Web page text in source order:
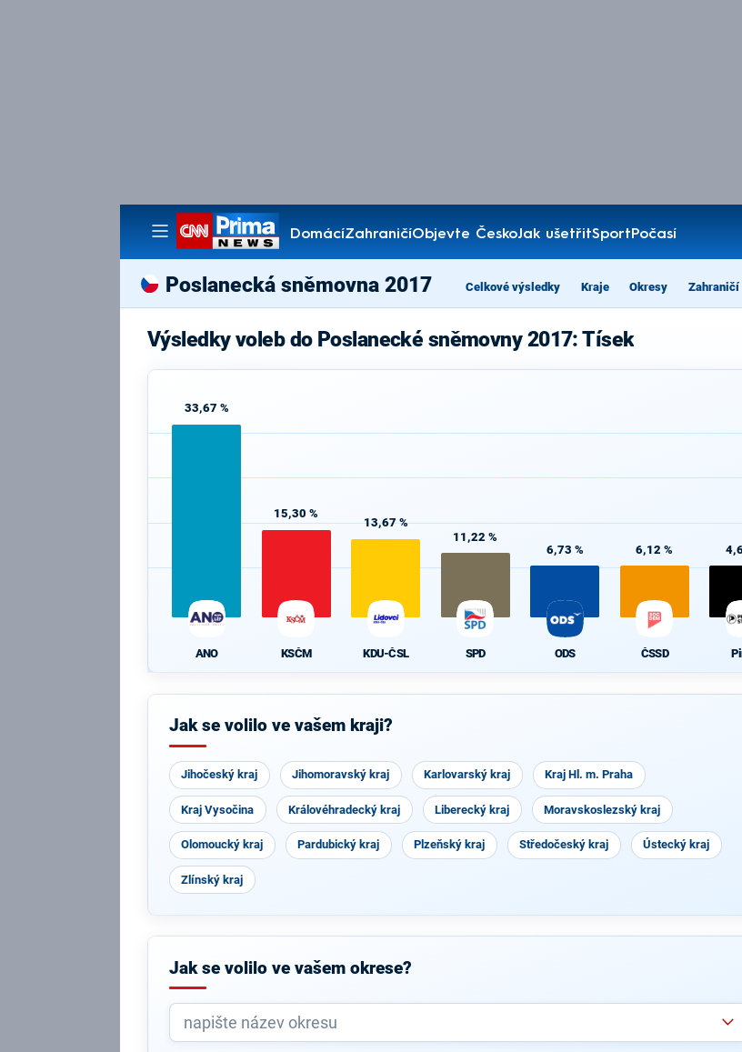
DomácíZahraničíObjevte ČeskoJak ušetřitSportPočasí
Pořady
Poslanecká sněmovna 2017 Celkové výsledky Kraje Okresy Zahraničí
Výsledky voleb do Poslanecké sněmovny 2017: Tísek
33,67 %
ANO
15,30 %
KSČM
13,67 %
KDU-ČSL
11,22 %
SPD
6,73 %
ODS
6,12 %
ČSSD
Jak se volilo ve vašem kraji?
Jihočeský kraj Jihomoravský kraj Karlovarský kraj Kraj Hl. m. Praha
Kraj Vysočina Královéhradecký kraj Liberecký kraj Moravskoslezský kraj
Olomoucký kraj Pardubický kraj Plzeňský kraj Středočeský kraj Ústecký kraj
Zlínský kraj
Jak se volilo ve vašem okrese?